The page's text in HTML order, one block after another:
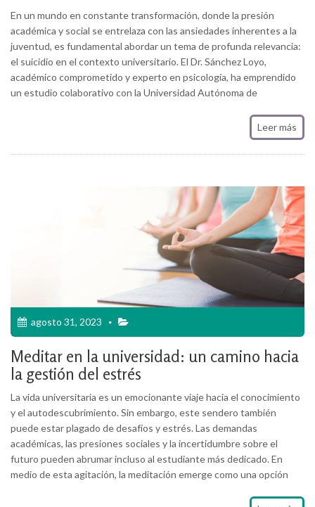
En un mundo en constante transformación, donde la presión
académica y social se entrelaza con las ansiedades inherentes a la
juventud, es fundamental abordar un tema de profunda relevancia:
el suicidio en el contexto universitario. El Dr. Sánchez Loyo,
académico comprometido y experto en psicología, ha emprendido
un estudio colaborativo con la Universidad Autónoma de
Leer más
agosto 31, 2023
Meditar en la universidad: un camino hacia
la gestión del estrés
La vida universitaria es un emocionante viaje hacia el conocimiento
y el autodescubrimiento. Sin embargo, este sendero también
puede estar plagado de desafíos y estrés. Las demandas
académicas, las presiones sociales y la incertidumbre sobre el
futuro pueden abrumar incluso al estudiante más dedicado. En
medio de esta agitación, la meditación emerge como una opción